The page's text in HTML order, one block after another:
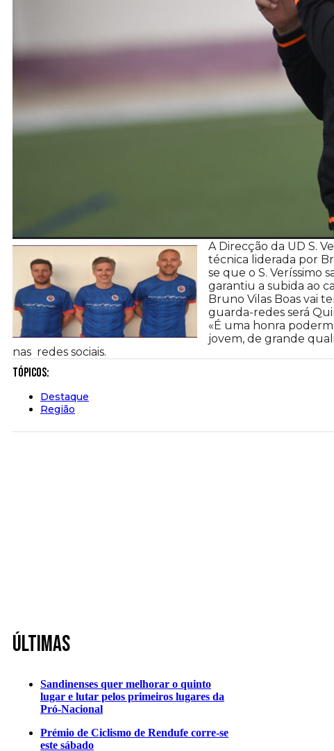
A Direcção da UD S.
técnica liderada por
se que o S. Veríssimo
garantiu a subida ao
Bruno Vilas Boas vai
guarda-redes será
«É uma honra
jovem, de grande
nas redes sociais.
Tópicos:
Destaque
Região
Últimas
Sandinenses quer melhorar o quinto
lugar e lutar pelos primeiros lugares da
Pró-Nacional
Prémio de Ciclismo de Rendufe corre-se
este sábado